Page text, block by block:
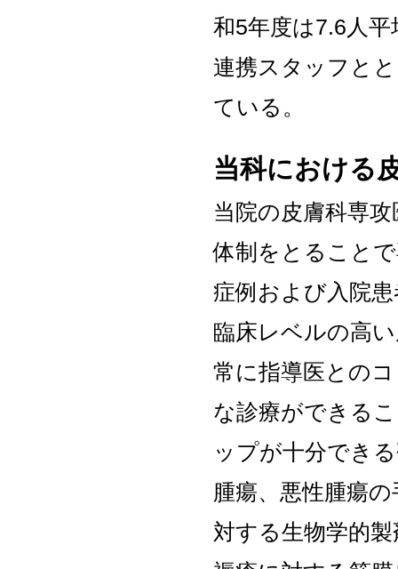
和5年度は7.6人
連携スタッフと
ている。
当科における
当院の皮膚科専
体制をとること
症例および入院
臨床レベルの高
常に指導医との
な診療ができる
ップが十分でき
腫瘍、悪性腫瘍
対する生物学的